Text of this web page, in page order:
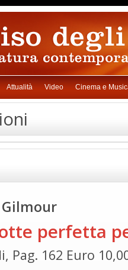
Attualità Video Cinema e
perfetta
Pag. 162 Euro